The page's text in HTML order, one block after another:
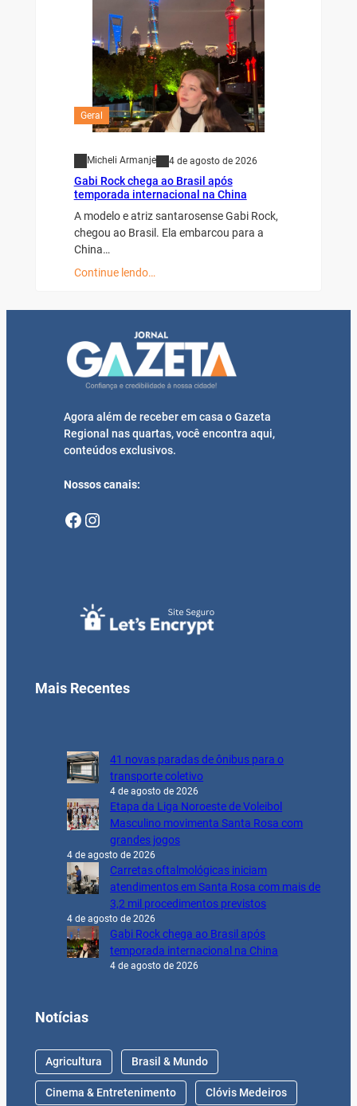
Geral
Micheli Armanje 4 de agosto de 2026
Gabi Rock chega ao Brasil após
temporada internacional na China
A modelo e atriz santarosense Gabi Rock,
chegou ao Brasil. Ela embarcou para a
China…
Continue lendo…
Agora além de receber em casa o Gazeta
Regional nas quartas, você encontra aqui,
conteúdos exclusivos.
Nossos canais:
Facebook Instagram
Mais Recentes
41 novas paradas de ônibus para o
transporte coletivo
4 de agosto de 2026
Etapa da Liga Noroeste de Voleibol
Masculino movimenta Santa Rosa com
grandes jogos
4 de agosto de 2026
Carretas oftalmológicas iniciam
atendimentos em Santa Rosa com mais de
3,2 mil procedimentos previstos
4 de agosto de 2026
Gabi Rock chega ao Brasil após
temporada internacional na China
4 de agosto de 2026
Notícias
Agricultura Brasil & Mundo
Cinema & Entretenimento Clóvis Medeiros